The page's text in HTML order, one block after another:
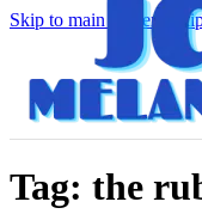
Skip to main content
Tag: the